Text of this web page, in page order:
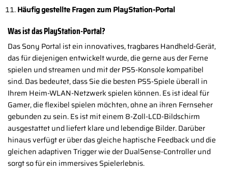
Häufig gestellte Fragen zum PlayStation-Portal
Was ist das PlayStation-Portal?
Das Sony Portal ist ein innovatives, tragbares Handheld-Gerät,
das für diejenigen entwickelt wurde, die gerne aus der Ferne
spielen und streamen und mit der PS5-Konsole kompatibel
sind. Das bedeutet, dass Sie die besten PS5-Spiele überall in
Ihrem Heim-WLAN-Netzwerk spielen können. Es ist ideal für
Gamer, die flexibel spielen möchten, ohne an ihren Fernseher
gebunden zu sein. Es ist mit einem 8-Zoll-LCD-Bildschirm
ausgestattet und liefert klare und lebendige Bilder. Darüber
hinaus verfügt er über das gleiche haptische Feedback und die
gleichen adaptiven Trigger wie der DualSense-Controller und
sorgt so für ein immersives Spielerlebnis.